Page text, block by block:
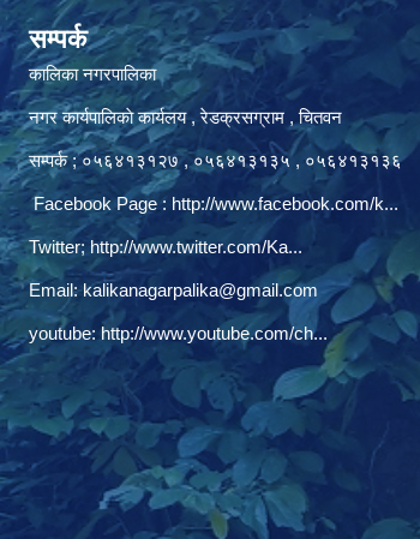
सम्पर्क
कालिका नगरपालिका
नगर कार्यपालिकाे कार्यलय‍ , रेडक्रसग्राम , चितवन
सम्पर्क ; ०५६४१३१२७ , ०५६४१३१३५ , ०५६४१३१३६
Facebook Page : http://www.facebook.com/k...
Twitter; http://www.twitter.com/Ka...
Email:kalikanagarpalika@gmail.com
youtube: http://www.youtube.com/ch...